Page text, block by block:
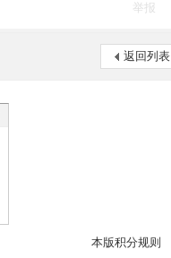
举报
返回列表
本版积分规则